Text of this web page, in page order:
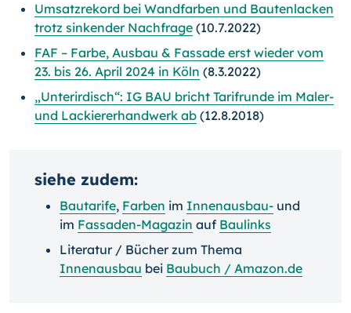
Umsatzrekord bei Wandfarben und Bautenlacken
trotz sinkender Nachfrage (10.7.2022)
FAF – Farbe, Ausbau & Fassade erst wieder vom
23. bis 26. April 2024 in Köln (8.3.2022)
„Unterirdisch“: IG BAU bricht Tarifrunde im Maler-
und Lackiererhandwerk ab (12.8.2018)
siehe zudem:
Bautarife, Farben im Innenausbau- und
im Fassaden-Magazin auf Baulinks
Literatur / Bücher zum Thema
Innenausbau bei Baubuch / Amazon.de